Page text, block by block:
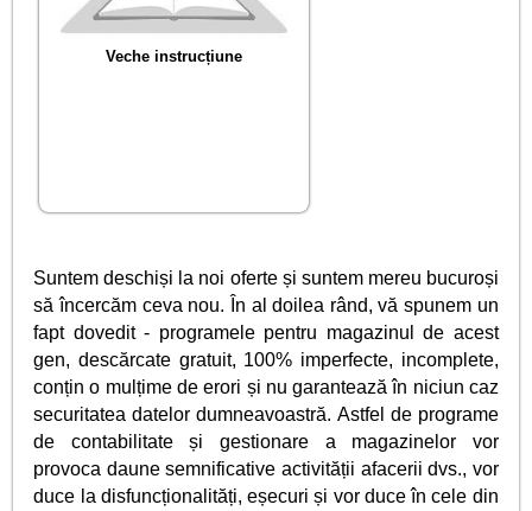
Veche instrucțiune
Suntem deschiși la noi oferte și suntem mereu bucuroși
să încercăm ceva nou. În al doilea rând, vă spunem un
fapt dovedit - programele pentru magazinul de acest
gen, descărcate gratuit, 100% imperfecte, incomplete,
conțin o mulțime de erori și nu garantează în niciun caz
securitatea datelor dumneavoastră. Astfel de programe
de contabilitate și gestionare a magazinelor vor
provoca daune semnificative activității afacerii dvs., vor
duce la disfuncționalități, eșecuri și vor duce în cele din